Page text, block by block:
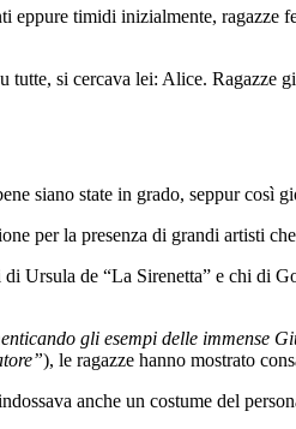
eppure timidi inizialmente, ragazze
si cercava lei: Alice. Ragazze
siano state in grado, seppur così
per la presenza di grandi artisti
Ursula de “La Sirenetta” e chi di
gli esempi delle immense
), le ragazze hanno mostrato
anche un costume del